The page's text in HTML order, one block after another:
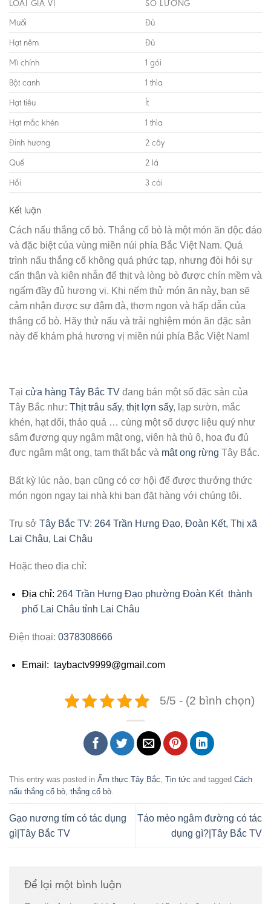
LOẠI GIA VỊ
SỐ LƯỢNG
Muối
Đủ
Hạt nêm
Đủ
Mì chính
1 gói
Bột canh
1 thìa
Hạt tiêu
Ít
Hạt mắc khén
1 thìa
Đinh hương
2 cây
Quế
2 lá
Hồi
3 cái
Kết luận
Cách nấu thắng cố bò. Thắng cố bò là một món ăn độc đáo
và đặc biệt của vùng miền núi phía Bắc Việt Nam. Quá
trình nấu thắng cố không quá phức tạp, nhưng đòi hỏi sự
cẩn thận và kiên nhẫn để thịt và lòng bò được chín mềm và
ngấm đầy đủ hương vị. Khi nếm thử món ăn này, bạn sẽ
cảm nhận được sự đậm đà, thơm ngon và hấp dẫn của
thắng cố bò. Hãy thử nấu và trải nghiệm món ăn đặc sản
này để khám phá hương vị miền núi phía Bắc Việt Nam!
Tại cửa hàng Tây Bắc TV đang bán một số đặc sản của
Tây Bắc như: Thịt trâu sấy, thịt lợn sấy, lạp sườn, mắc
khén, hạt dổi, thảo quả … cùng một số dược liệu quý như
sâm đương quy ngâm mật ong, viên hà thủ ô, hoa đu đủ
đực ngâm mật ong, tam thất bắc và mật ong rừng Tây Bắc.
Bất kỳ lúc nào, bạn cũng có cơ hội để được thưởng thức
món ngon ngay tại nhà khi bạn đặt hàng với chúng tôi.
Trụ sở Tây Bắc TV: 264 Trần Hưng Đạo, Đoàn Kết, Thị xã
Lai Châu, Lai Châu
Hoặc theo địa chỉ:
Địa chỉ: 264 Trần Hưng Đạo phường Đoàn Kết thành
phố Lai Châu tỉnh Lai Châu
Điện thoại: 0378308666
Email: taybactv9999@gmail.com
5/5 - (2 bình chọn)
This entry was posted in Ẩm thực Tây Bắc, Tin tức and tagged Cách
nấu thắng cố bò, thắng cố bò.
Gạo nương tím có tác dụng
gì|Tây Bắc TV
Táo mèo ngâm đường có tác
dụng gì?|Tây Bắc TV
Để lại một bình luận